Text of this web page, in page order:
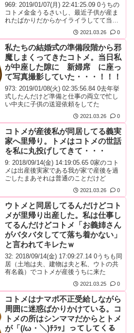
969: 2019/01/07(月) 22:41:25.09 0うちの
コトメ金金うるさいし、最近子供が産ま
れたばかりだからかイライラしてて当た
2021.03.26 0
私たちの結婚式の準備段階から邪
魔しまくってきたコトメ。当日私
が中座した隙に 新婦席 に座っ
て写真撮影していた・・・！！！
973: 2019/01/08(火) 02:35:56.84 0去年挙
式したんだけど準備と仕事の両立で忙し
い中夫に子供の送迎依頼をしてた
2021.03.26 0
コトメが産後私が同居してる義実
家へ里帰り。トメはコトメの世話
を私に丸投げしてきて・・・
9: 2018/09/14(金) 14:19:05.65 0家のコト
メは出産後実家である我が家で産後を過
ごしたまあそれは普通のことだけど
2021.03.26 0
ウトメと同居してるんだけどコト
メが里帰り出産した。私は仕事し
てるんだけどコトメ「お義姉さん
がバタバタしてて落ち着かない」
と言われてキレたｗ
32: 2018/09/14(金) 17:09:27.14 0うちも同
居（土地は夫、建物は夫と私、ウトの共
有名義）でコトメが産後うちに来た
2021.03.25 0
コトメはナマポ不正受給しながら
周囲に迷惑ばかりかけている。コ
トメの所はシンママだからとトメ
が「(/ω・＼)ﾁﾗｯ」ってしてくる